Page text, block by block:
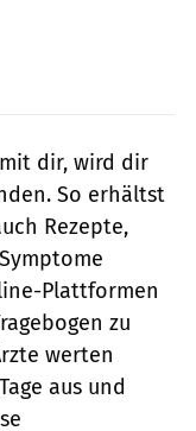
dir, wird dir
So erhältst
Rezepte,
Plattformen
zu
werten
aus und